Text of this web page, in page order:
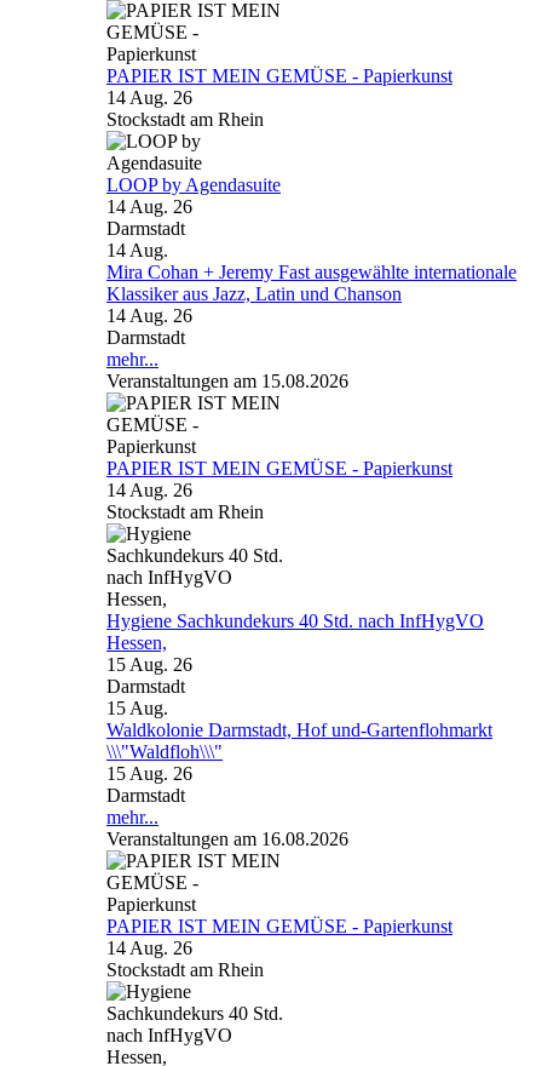
PAPIER IST MEIN GEMÜSE - Papierkunst
14 Aug. 26
Stockstadt am Rhein
LOOP by Agendasuite
14 Aug. 26
Darmstadt
14 Aug.
Mira Cohan + Jeremy Fast ausgewählte internationale
Klassiker aus Jazz, Latin und Chanson
14 Aug. 26
Darmstadt
mehr...
Veranstaltungen am 15.08.2026
PAPIER IST MEIN GEMÜSE - Papierkunst
14 Aug. 26
Stockstadt am Rhein
Hygiene Sachkundekurs 40 Std. nach InfHygVO
Hessen,
15 Aug. 26
Darmstadt
15 Aug.
Waldkolonie Darmstadt, Hof und-Gartenflohmarkt
\\\"Waldfloh\\\"
15 Aug. 26
Darmstadt
mehr...
Veranstaltungen am 16.08.2026
PAPIER IST MEIN GEMÜSE - Papierkunst
14 Aug. 26
Stockstadt am Rhein